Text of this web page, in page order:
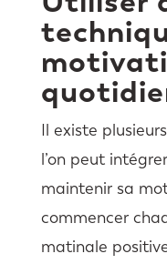
Il existe
l’on peut
maintenir sa
commencer
matinale